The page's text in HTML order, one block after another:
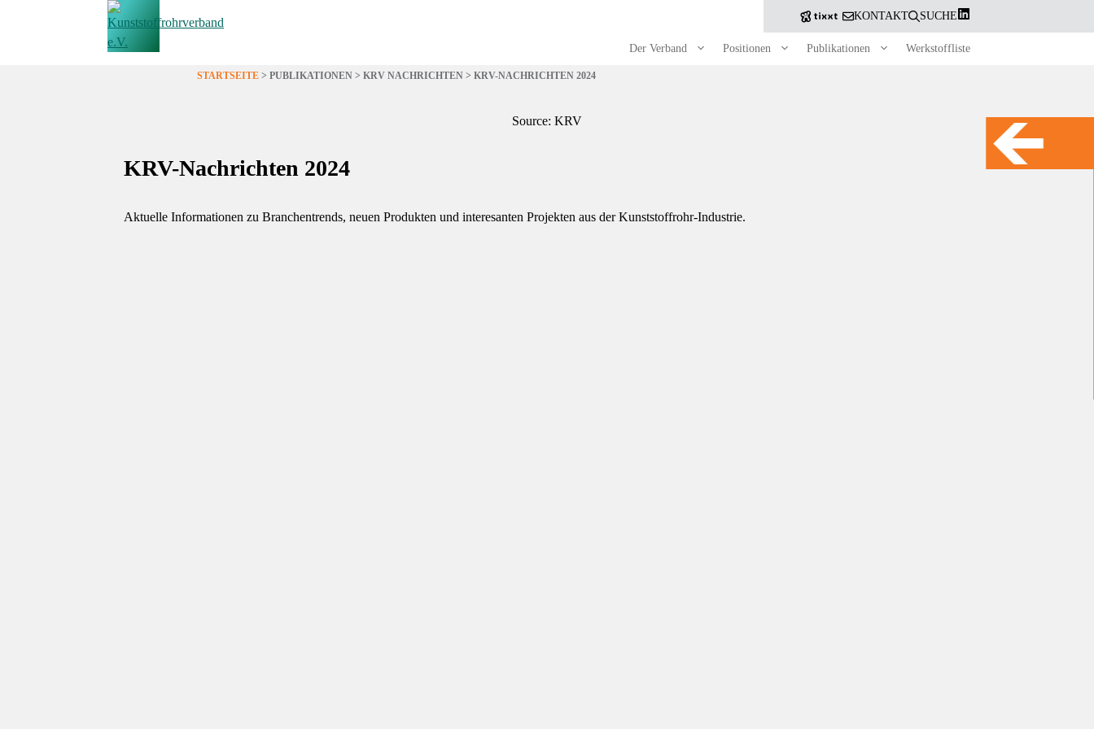
KONTAKT SUCHE
Der Verband Positionen Publikationen Werkstoffliste
STARTSEITE > PUBLIKATIONEN > KRV NACHRICHTEN > KRV-NACHRICHTEN 2024
Source: KRV
KRV-Nachrichten 2024
Aktuelle Informationen zu Branchentrends, neuen Produkten und interesanten Projekten aus der Kunststoffrohr-Industrie.